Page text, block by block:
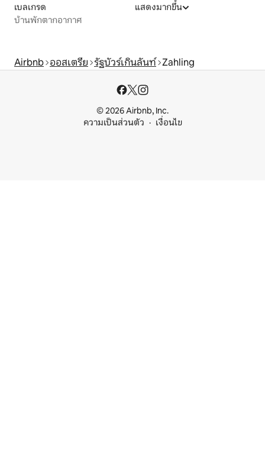
เบลเกรด
บ้านพักตากอากาศ
แสดงมากขึ้น
Airbnb ออสเตรีย รัฐบัวร์เกินลันท์ Zahling
© 2026 Airbnb, Inc.
ความเป็นส่วนตัว
เงื่อนไข